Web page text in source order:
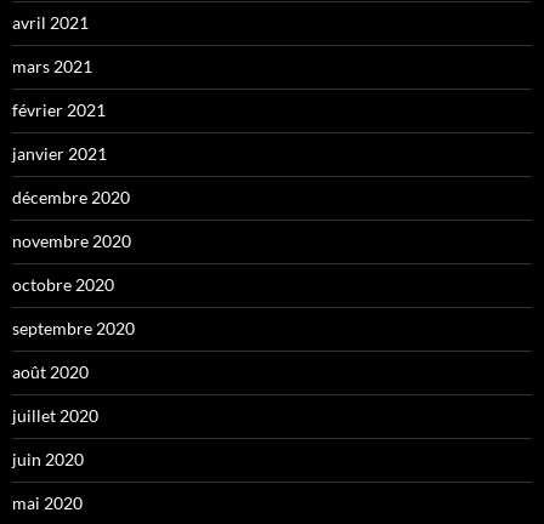
avril 2021
mars 2021
février 2021
janvier 2021
décembre 2020
novembre 2020
octobre 2020
septembre 2020
août 2020
juillet 2020
juin 2020
mai 2020